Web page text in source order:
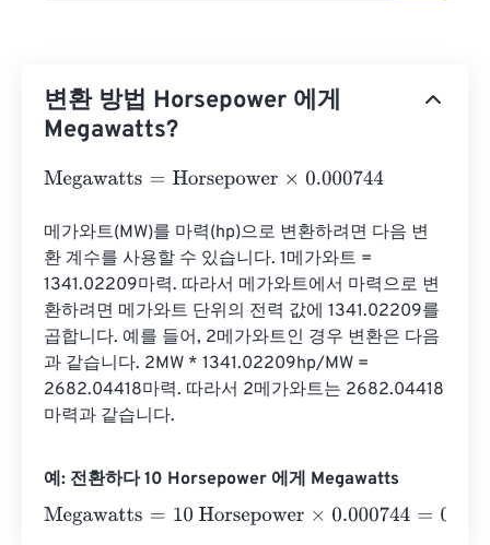
변환 방법 Horsepower 에게
Megawatts?
Megawatts=Horsepower×0.000744
메가와트(MW)를 마력(hp)으로 변환하려면 다음 변
환 계수를 사용할 수 있습니다. 1메가와트 =
1341.02209마력. 따라서 메가와트에서 마력으로 변
환하려면 메가와트 단위의 전력 값에 1341.02209를
곱합니다. 예를 들어, 2메가와트인 경우 변환은 다음
과 같습니다. 2MW * 1341.02209hp/MW =
2682.04418마력. 따라서 2메가와트는 2682.04418
마력과 같습니다.
예: 전환하다 10 Horsepower 에게 Megawatts
Megawatts=10 Horsepower×0.000744=0.00744